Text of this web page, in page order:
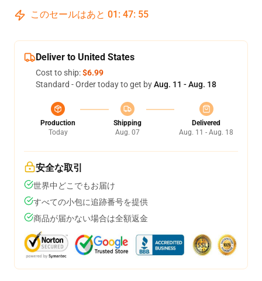
このセールはあと 01 : 47: 54
Deliver to United States
Cost to ship:$6.99
Standard - Order today to get byAug. 11 - Aug. 18
Production
Today
Shipping
Aug. 07
Delivered
Aug. 11 - Aug. 18
安全な取引
世界中どこでもお届け
すべての小包に追跡番号を提供
商品が届かない場合は全額返金